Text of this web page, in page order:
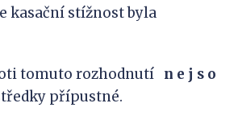
kasační stížnost byla
tomuto rozhodnutí n e j s o
přípustné.